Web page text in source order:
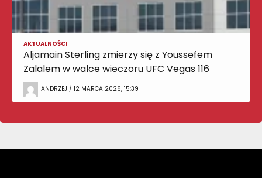
AKTUALNOŚCI
Aljamain Sterling zmierzy się z Youssefem
Zalalem w walce wieczoru UFC Vegas 116
ANDRZEJ / 12 MARCA 2026, 15:39